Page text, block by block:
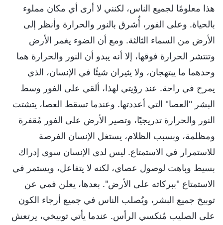
هذا معلومًا لجميع الناس، لكنني لا أرى أي مكان مملوء
بالحياة. وعلى الفور، أُشرق بالنور والحرارة وأنظر إلى
الأرض من السماء الثالثة. ومع أن الضوء يغمر الأرض
وتنتشر الحرارة فوقها، إلا أنه يبدو أن النور والحرارة هما
وحدهما ما يبتهجان، ولا يثيران شيئًا في الإنسان، الذي
يمرح في راحة. عند رؤيتي لهذا، ألقي على الفور وسط
البشر "العصا" التي أعددتها. وعندما تسقط العصا، يتشتت
النور والحرارة تدريجيًا، وتصير الأرض على الفور مُقفرة
ومظلمة، وبسبب الظلام، يستغل الإنسان الفرصة
للاستمرار في الاستمتاع. ليس لدى الإنسان سوى إدراك
بسيط وباهت لوصول عصاي، لكنه لا يتفاعل، ويستمر في
الاستمتاع "ببركاته على الأرض". بعدها، يعلن فمي عن
توبيخ جميع البشر، ويُصلب الناس في جميع أرجاء الكون
على الصليب مُنكسي الرأس. عندما يأتي توبيخي، يرتعش